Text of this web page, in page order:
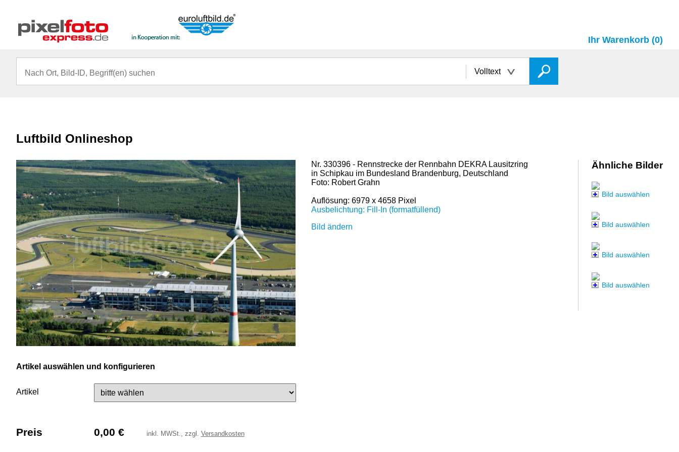
Ihr Warenkorb (0)
Volltext
Luftbild Onlineshop
Nr. 330396 - Rennstrecke der Rennbahn DEKRA Lausitzring
in Schipkau im Bundesland Brandenburg, Deutschland
Foto: Robert Grahn
Auflösung: 6979 x 4658 Pixel
Ausbelichtung: Fill-In (formatfüllend)
Bild ändern
Artikel auswählen und konfigurieren
Artikel
Preis 0,00 € inkl. MWSt., zzgl. Versandkosten
Ähnliche Bilder
Bild auswählen
Bild auswählen
Bild auswählen
Bild auswählen